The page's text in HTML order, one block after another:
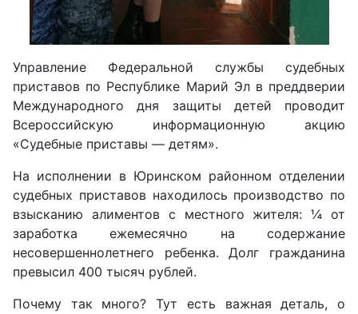
Управление Федеральной службы судебных
приставов по Республике Марий Эл в преддверии
Международного дня защиты детей проводит
Всероссийскую информационную акцию
«Судебные приставы — детям».
На исполнении в Юринском районном отделении
судебных приставов находилось производство по
взысканию алиментов с местного жителя: ¼ от
заработка ежемесячно на содержание
несовершеннолетнего ребенка. Долг гражданина
превысил 400 тысяч рублей.
Почему так много? Тут есть важная деталь, о